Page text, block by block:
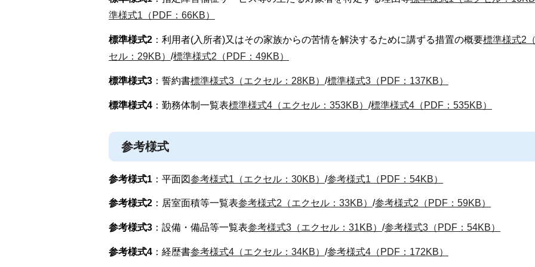
準様式1（PDF：66KB）
標準様式2 ：利用者(入所者)又はその家族からの苦情を解決するために講ずる措置の概要標準様式2
セル：29KB） /標準様式2（PDF：49KB）
標準様式3 ：誓約書標準様式3（エクセル：28KB） /標準様式3（PDF：137KB）
標準様式4 ：勤務体制一覧表標準様式4（エクセル：353KB） /標準様式4（PDF：535KB）
参考様式
参考様式1 ：平面図参考様式1（エクセル：30KB） /参考様式1（PDF：54KB）
参考様式2 ：居室面積等一覧表参考様式2（エクセル：33KB） /参考様式2（PDF：59KB）
参考様式3 ：設備・備品等一覧表参考様式3（エクセル：31KB） /参考様式3（PDF：54KB）
参考様式4 ：経歴書参考様式4（エクセル：34KB） /参考様式4（PDF：172KB）